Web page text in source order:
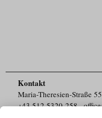
Kontakt
Maria-Theresien-Straße
+43.512.5320-258,